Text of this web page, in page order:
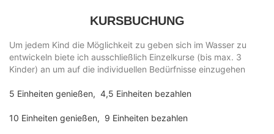
KURSBUCHUNG
Um jedem Kind die Möglichkeit zu geben sich im Wasser zu
entwickeln biete ich ausschließlich Einzelkurse (bis max. 3
Kinder) an um auf die individuellen Bedürfnisse einzugehen
5 Einheiten genießen, 4,5 Einheiten bezahlen
10 Einheiten genießen, 9 Einheiten bezahlen